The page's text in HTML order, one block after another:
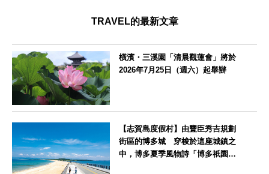
TRAVEL的最新文章
橫濱・三溪園「清晨觀蓮會」將於
2026年7月25日（週六）起舉辦
【志賀島度假村】由豐臣秀吉規劃
街區的博多城 穿梭於這座城鎮之
中，博多夏季風物詩「博多祇園山